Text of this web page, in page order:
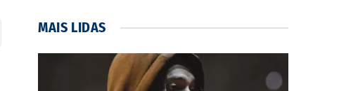
MAIS LIDAS